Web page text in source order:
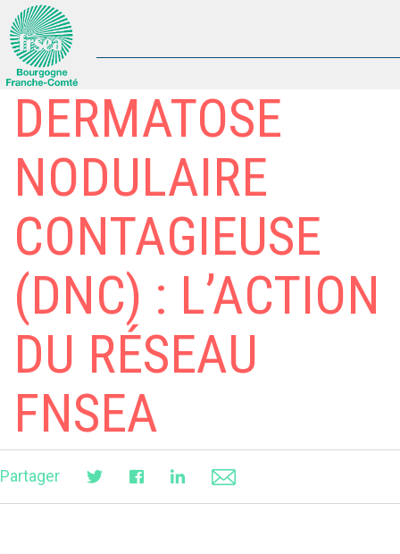
DERMATOSE
NODULAIRE
CONTAGIEUSE
(DNC) : L’ACTION
DU RÉSEAU
FNSEA
Partager